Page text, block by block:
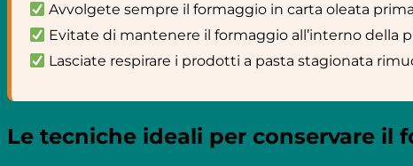
Avvolgete sempre il formaggio in carta oleata
Evitate di mantenere il formaggio all’interno della
Lasciate respirare i prodotti a pasta stagionata
Le tecniche ideali per conservare il